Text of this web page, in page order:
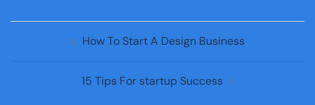
How To Start A Design Business
15 Tips For startup Success